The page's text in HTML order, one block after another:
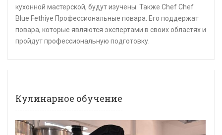
кухонной мастерской, будут изучены. Также Chef Chef
Blue Fethiye Профессиональные повара. Его поддержат
повара, которые являются экспертами в своих областях и
пройдут профессиональную подготовку.
Кулинарное обучение